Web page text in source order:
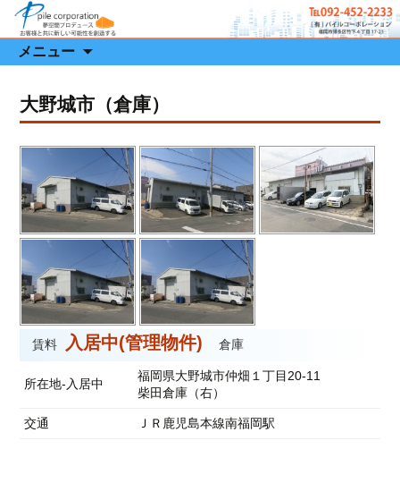
有限会社 パイルコーポレーション
有限会社 パイルコーポレーション
メニュー
ン
ン
へ
移
動
大野城市（倉庫）
賃料 入居中(管理物件) 倉庫
所在地-入居中
福岡県大野城市仲畑１丁目20-11
柴田倉庫（右）
交通 ＪＲ鹿児島本線南福岡駅